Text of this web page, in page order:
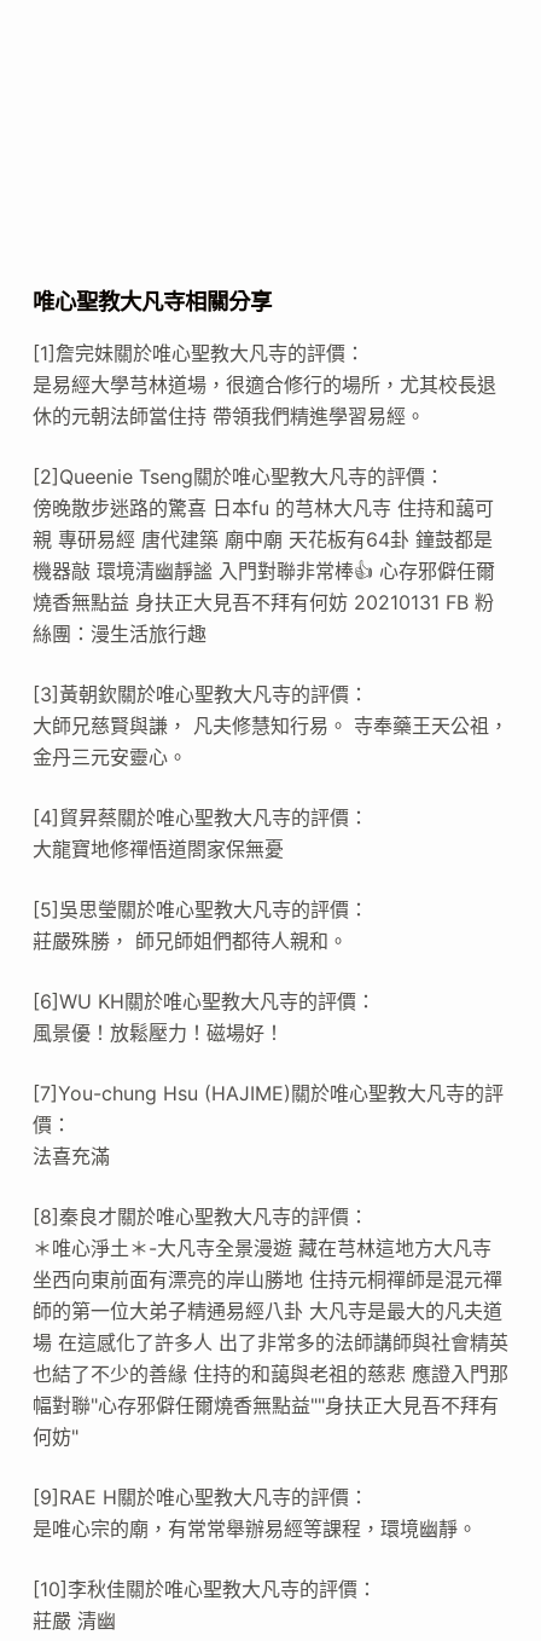
唯心聖教大凡寺相關分享
[1]詹完妹關於唯心聖教大凡寺的評價：
是易經大學芎林道場，很適合修行的場所，尤其校長退
休的元朝法師當住持 帶領我們精進學習易經。
[2]Queenie Tseng關於唯心聖教大凡寺的評價：
傍晚散步迷路的驚喜 日本fu 的芎林大凡寺 住持和藹可
親 專研易經 唐代建築 廟中廟 天花板有64卦 鐘鼓都是
機器敲 環境清幽靜謐 入門對聯非常棒👍 心存邪僻任爾
燒香無點益 身扶正大見吾不拜有何妨 20210131 FB 粉
絲團：漫生活旅行趣
[3]黃朝欽關於唯心聖教大凡寺的評價：
大師兄慈賢與謙， 凡夫修慧知行易。 寺奉藥王天公祖，
金丹三元安靈心。
[4]貿昇蔡關於唯心聖教大凡寺的評價：
大龍寶地修禪悟道閤家保無憂
[5]吳思瑩關於唯心聖教大凡寺的評價：
莊嚴殊勝， 師兄師姐們都待人親和。
[6]WU KH關於唯心聖教大凡寺的評價：
風景優！放鬆壓力！磁場好！
[7]You-chung Hsu (HAJIME)關於唯心聖教大凡寺的評
價：
法喜充滿
[8]秦良才關於唯心聖教大凡寺的評價：
＊唯心淨土＊-大凡寺全景漫遊 藏在芎林這地方大凡寺
坐西向東前面有漂亮的岸山勝地 住持元桐禪師是混元禪
師的第一位大弟子精通易經八卦 大凡寺是最大的凡夫道
場 在這感化了許多人 出了非常多的法師講師與社會精英
也結了不少的善緣 住持的和藹與老祖的慈悲 應證入門那
幅對聯"心存邪僻任爾燒香無點益""身扶正大見吾不拜有
何妨"
[9]RAE H關於唯心聖教大凡寺的評價：
是唯心宗的廟，有常常舉辦易經等課程，環境幽靜。
[10]李秋佳關於唯心聖教大凡寺的評價：
莊嚴 清幽